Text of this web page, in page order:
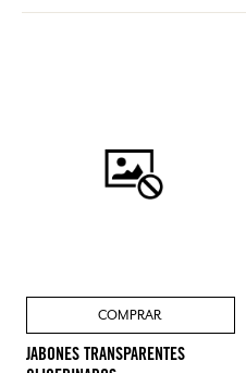
COMPRAR
JABONES TRANSPARENTES